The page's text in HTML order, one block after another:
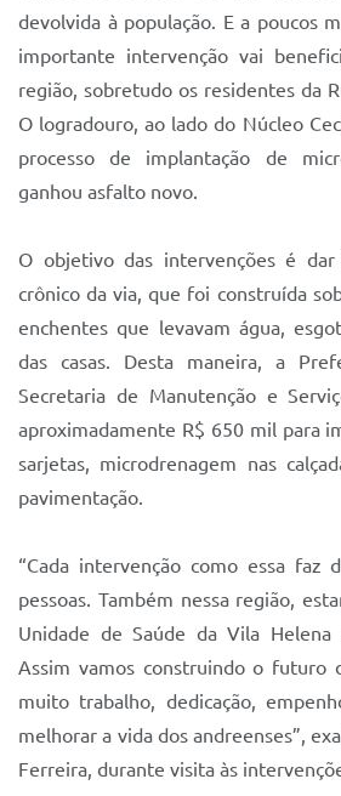
Portal da Educação
Quadra Fiscal
SIC
devolvida à população. E a poucos
importante intervenção vai
região, sobretudo os residentes da
O logradouro, ao lado do Núcleo
processo de implantação de
ganhou asfalto novo.
O objetivo das intervenções é
crônico da via, que foi construída
enchentes que levavam água,
das casas. Desta maneira, a
Secretaria de Manutenção e
aproximadamente R$ 650 mil para
sarjetas, microdrenagem nas
pavimentação.
“Cada intervenção como essa faz
pessoas. Também nessa região,
Unidade de Saúde da Vila
Assim vamos construindo o futuro
muito trabalho, dedicação,
melhorar a vida dos andreenses”,
Ferreira, durante visita às